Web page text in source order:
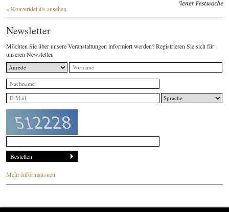
» Konzertdetails ansehen
Newsletter
Möchten Sie über unsere Veranstaltungen informiert werden? Registrieren Sie sich für
unseren Newsletter.
Mehr Informationen